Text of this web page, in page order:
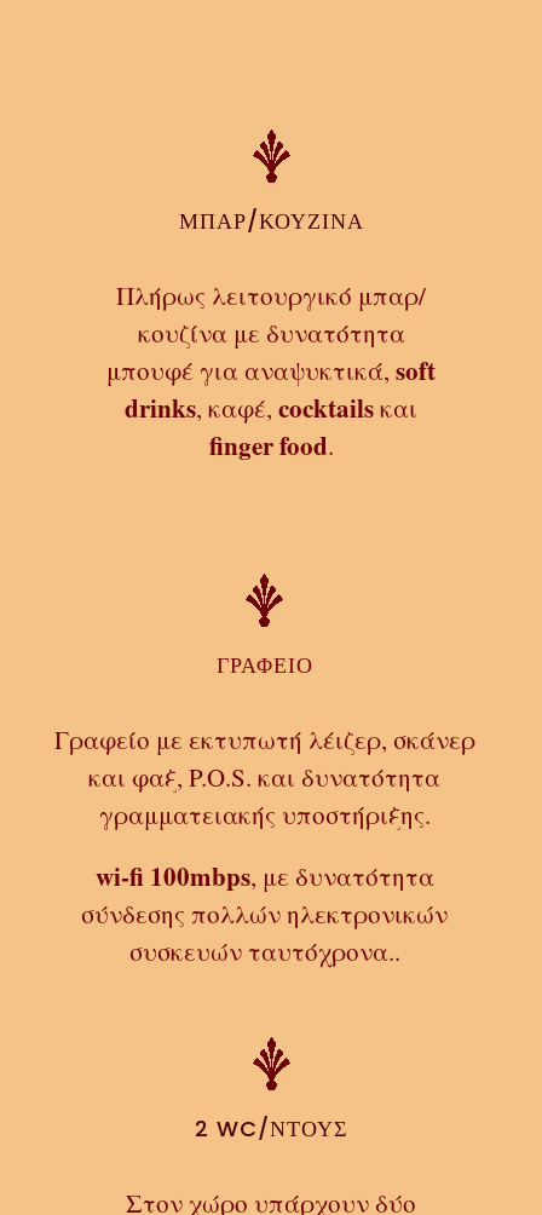
ΜΠΑΡ/ΚΟΥΖΙΝΑ
Πλήρως λειτουργικό μπαρ/
κουζίνα με δυνατότητα
μπουφέ για αναψυκτικά, soft
drinks, καφέ, cocktailsκαι
finger food.
ΓΡΑΦΕΙΟ
Γραφείο με εκτυπωτή λέιζερ, σκάνερ
και φαξ, P.O.S. και δυνατότητα
γραμματειακής υποστήριξης.
wi-fi 100mbps, με δυνατότητα
σύνδεσης πολλών ηλεκτρονικών
συσκευών ταυτόχρονα..
2 WC/ΝΤΟΥΣ
Στον χώρο υπάρχουν δύο